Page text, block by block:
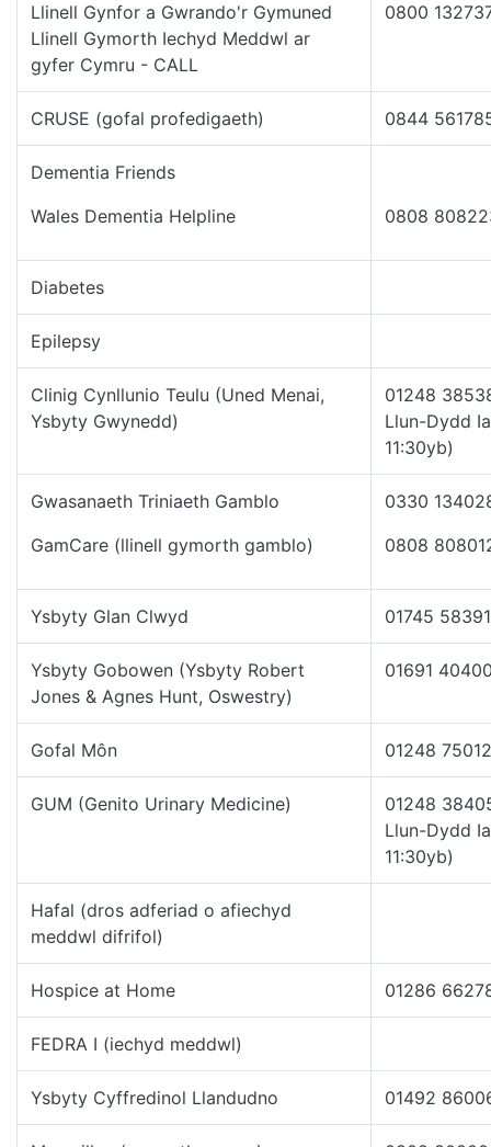
Llinell Gynfor a Gwrando'r Gymuned
Llinell Gymorth Iechyd Meddwl ar
gyfer Cymru - CALL
0800
CRUSE (gofal profedigaeth) 0844
Dementia Friends
Wales Dementia Helpline
0808
Diabetes
Epilepsy
Clinig Cynllunio Teulu (Uned Menai,
Ysbyty Gwynedd)
01248
Llun-Dydd
11:30yb)
Gwasanaeth Triniaeth Gamblo
GamCare (llinell gymorth gamblo)
0330
0808
Ysbyty Glan Clwyd 01745
Ysbyty Gobowen (Ysbyty Robert
Jones & Agnes Hunt, Oswestry)
01691
Gofal Môn 01248
GUM (Genito Urinary Medicine)
01248
Llun-Dydd
11:30yb)
Hafal (dros adferiad o afiechyd
meddwl difrifol)
Hospice at Home 01286
FEDRA I (iechyd meddwl)
Ysbyty Cyffredinol Llandudno 01492